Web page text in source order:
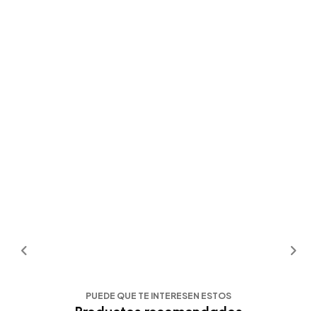
PUEDE QUE TE INTERESEN ESTOS